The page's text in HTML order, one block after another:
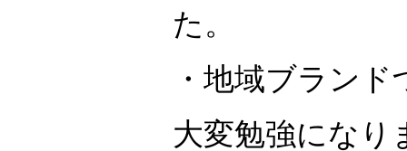
た。
・地域ブラン
大変勉強になり